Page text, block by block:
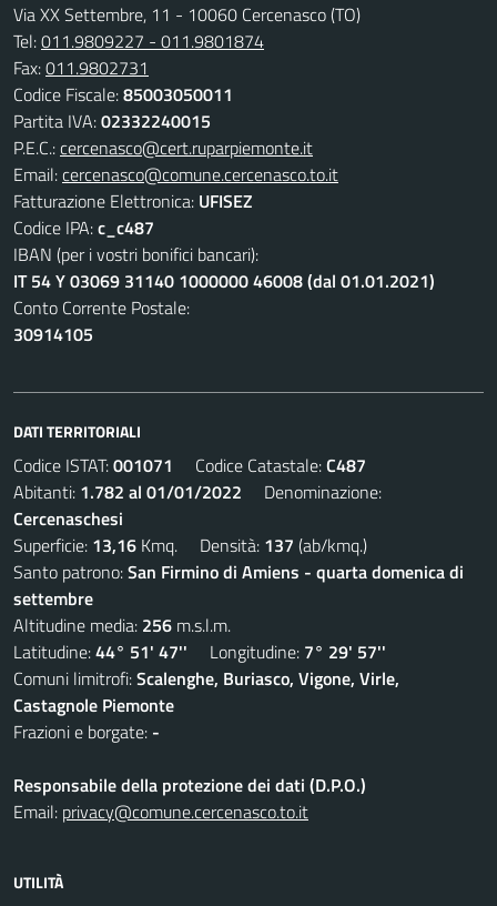
Via XX Settembre, 11 - 10060 Cercenasco (TO)
Tel:011.9809227 - 011.9801874
Fax:011.9802731
Codice Fiscale:85003050011
Partita IVA:02332240015
P.E.C.:cercenasco@cert.ruparpiemonte.it
Email:cercenasco@comune.cercenasco.to.it
Fatturazione Elettronica: UFISEZ
Codice IPA:c_c487
IBAN (per i vostri bonifici bancari):
IT 54 Y 03069 31140 1000000 46008 (dal 01.01.2021)
Conto Corrente Postale:
30914105
DATI TERRITORIALI
Codice ISTAT:001071 Codice Catastale:C487
Abitanti: 1.782 al 01/01/2022 Denominazione:
Cercenaschesi
Superficie: 13,16 Kmq. Densità: 137 (ab/kmq.)
Santo patrono:San Firmino di Amiens - quarta domenica di
settembre
Altitudine media: 256 m.s.l.m.
Latitudine:44° 51' 47'' Longitudine: 7° 29' 57''
Comuni limitrofi:Scalenghe, Buriasco, Vigone, Virle,
Castagnole Piemonte
Frazioni e borgate: -
Responsabile della protezione dei dati (D.P.O.)
Email: privacy@comune.cercenasco.to.it
UTILITÀ